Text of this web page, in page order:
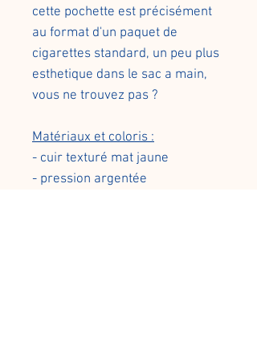
cette pochette est précisément
au format d'un paquet de
cigarettes standard, un peu plus
esthetique dans le sac a main,
vous ne trouvez pas ?
Matériaux et coloris :
- cuir texturé mat jaune
- pression argentée